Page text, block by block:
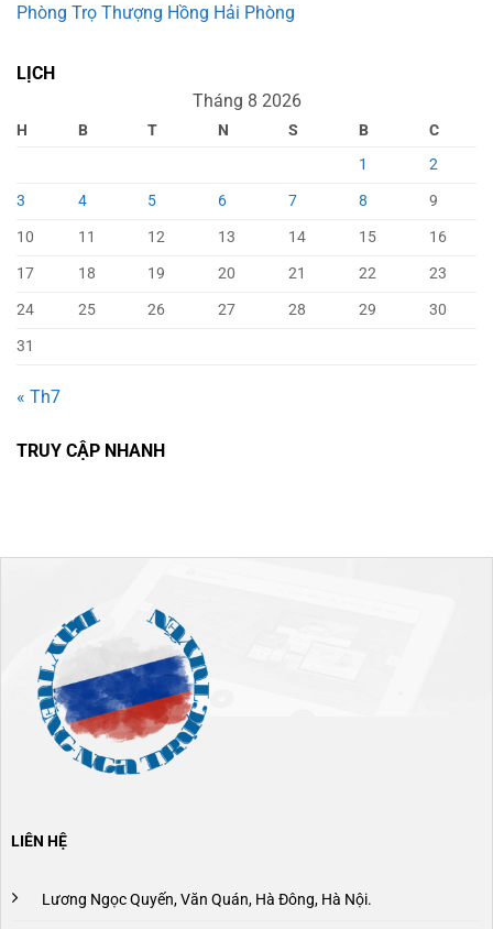
Phòng Trọ Thượng Hồng Hải Phòng
LỊCH
Tháng 8 2026
H B T N S B
C
1
2
3
4 5 6 7 8
9
10
11 12 13 14 15
16
17
18 19 20 21 22
23
24
25 26 27 28 29
30
31
« Th7
TRUY CẬP NHANH
LIÊN HỆ
Lương Ngọc Quyến, Văn Quán, Hà Đông, Hà Nội.